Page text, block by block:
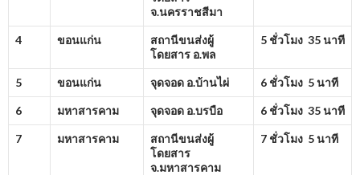
จ.นครราชสีมา
4 ขอนแก่น
สถานีขนส่งผู้
โดยสาร อ.พล
5 ชั่วโมง 35 นาที
5 ขอนแก่น จุดจอด อ.บ้านไผ่ 6 ชั่วโมง 5 นาที
6 มหาสารคาม จุดจอด อ.บรบือ 6 ชั่วโมง 35 นาที
7 มหาสารคาม
สถานีขนส่งผู้
โดยสาร
จ.มหาสารคาม
7 ชั่วโมง 5 นาที